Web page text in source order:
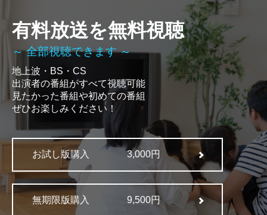
有料放送を無料視聴
～ 全部視聴できます ～
地上波・BS・CS
出演者の番組がすべて視聴可能
見たかった番組や初めての番組
ぜひお楽しみください！
お試し版購入 3,000円
無期限版購入 9,500円